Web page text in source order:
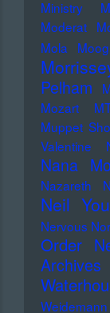
Ministry
Moderat
Mola
Moog
Pelham
Mozart
Muppet
Valentine
Nana
Nazareth
Neil
Nervous
Order
Archives
Weidemann